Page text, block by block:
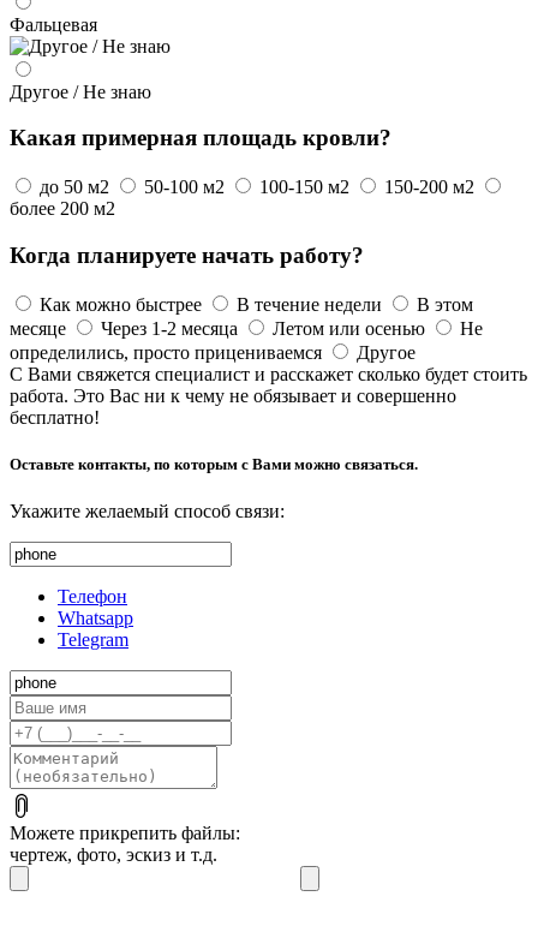
Фальцевая
Другое / Не знаю
Какая примерная площадь кровли?
до 50 м2 50-100 м2 100-150 м2
150-200 м2
более 200 м2
Когда планируете начать работу?
Как можно быстрее В течение недели
В этом
месяце
Через 1-2 месяца Летом или осенью
Не
определились, просто прицениваемся
Другое
С Вами свяжется специалист и расскажет сколько будет стоить
работа. Это Вас ни к чему не обязывает и совершенно
бесплатно!
Оставьте контакты, по которым с Вами можно связаться.
Укажите желаемый способ связи:
Телефон
Whatsapp
Telegram
Можете прикрепить файлы:
чертеж, фото, эскиз и т.д.